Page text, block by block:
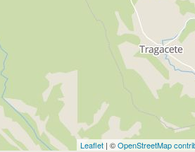
Leaflet | ©OpenStreetMap